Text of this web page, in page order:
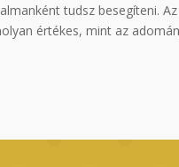
tudsz besegíteni. Az
értékes, mint az